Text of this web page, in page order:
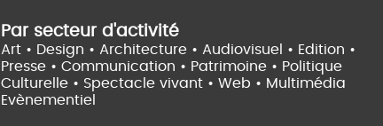
Par secteur d'activité
Art • Design • Architecture • Audiovisuel • Edition •
Presse • Communication • Patrimoine • Politique
Culturelle • Spectacle vivant • Web • Multimédia
Evènementiel